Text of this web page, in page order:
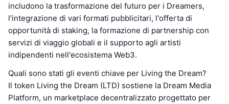
includono la trasformazione del futuro per i Dreamers,
l'integrazione di vari formati pubblicitari, l'offerta di
opportunità di staking, la formazione di partnership con
servizi di viaggio globali e il supporto agli artisti
indipendenti nell'ecosistema Web3.
Quali sono stati gli eventi chiave per Living the Dream?
Il token Living the Dream (LTD) sostiene la Dream Media
Platform, un marketplace decentralizzato progettato per